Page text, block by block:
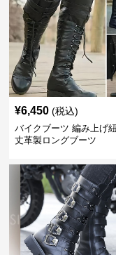
¥6,450 (税込)
バイクブーツ 編み上げ
丈革製ロングブーツ